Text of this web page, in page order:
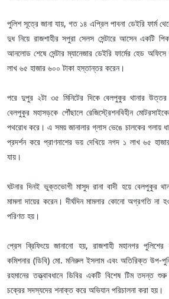
পুলিশ সূত্রে জানা যায়, গত ১৪ এপ্রিল পাবনা ডেইরি ফার্ম
দুধ নিয়ে রাজশাহীর সপুরা সেলস সেন্টারে আসেন একটি
আনলোড শেষে সেন্টার ম্যানেজার ডেইরি ফার্মের হেড
লাখ ৬৫ হাজার ৬০০ টাকা হস্তান্তর করেন।
পরে দুপুর ২টা ৩৫ মিনিটের দিকে বেলপুকুর থানার
বেলপুকুর মহাসড়কে পৌঁছালে রেজিস্ট্রেশনবিহীন
পথরোধ করে। এ সময় জানালার গ্লাস ভেঙে চালকের গলায়
প্রদর্শন করে প্রাণনাশের ভয় দেখিয়ে নগদ ১ লাখ ৬৫
যায়।
ঘটনার দিনই ভুক্তভোগী মাসুদ রানা বাদী হয়ে বেলপুকুর
মামলা দায়ের করেন। দীর্ঘদিন মামলার কোনো অগ্রগতি না
পরিণত হয়।
প্রেস ব্রিফিংয়ে জানানো হয়, রাজশাহী মহানগর পুলিশের
কমিশনার (ডিবি) মো. মনিরুল ইসলাম এবং অতিরিক্ত উপ-
রহমানের তত্ত্বাবধানে ডিবির একটি বিশেষ টিম তদন্ত
চক্রের সদস্যদের শনাক্ত করে অভিযান পরিচালনা করা হয়।